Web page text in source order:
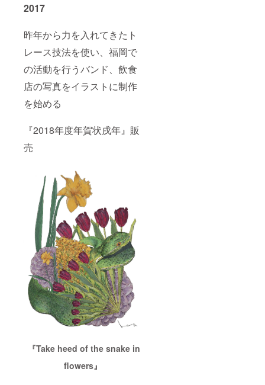
2017
昨年から力を入れてきたト
レース技法を使い、福岡で
の活動を行うバンド、飲食
店の写真をイラストに制作
を始める
『2018年度年賀状戌年』販
売
『Take heed of the snake in
flowers』